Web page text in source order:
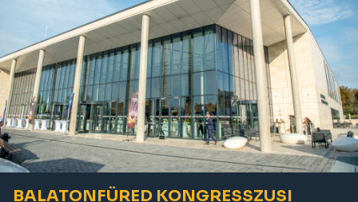
BALATONFÜRED KONGRESSZUSI